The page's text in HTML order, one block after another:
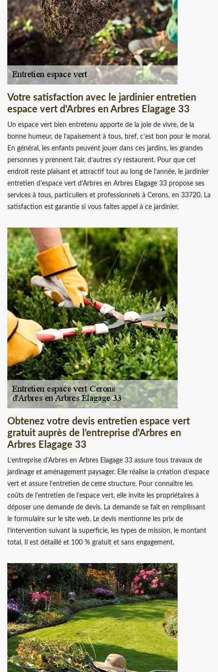
Votre satisfaction avec le jardinier entretien
espace vert d'Arbres en Arbres Elagage 33
Un espace vert bien entretenu apporte de la joie de vivre, de la
bonne humeur, de l’apaisement à tous, bref, c’est bon pour le moral.
En général, les enfants peuvent jouer dans ces jardins, les grandes
personnes y prennent l’air, d’autres s’y restaurent. Pour que cet
endroit reste plaisant et attractif tout au long de l’année, le jardinier
entretien d’espace vert d'Arbres en Arbres Elagage 33 propose ses
services à tous, particuliers et professionnels à Cerons, en 33720. La
satisfaction est garantie si vous faites appel à ce jardinier.
Obtenez votre devis entretien espace vert
gratuit auprès de l’entreprise d'Arbres en
Arbres Elagage 33
L’entreprise d'Arbres en Arbres Elagage 33 assure tous travaux de
jardinage et aménagement paysager. Elle réalise la création d’espace
vert et assure l’entretien de cette structure. Pour connaître les
coûts de l’entretien de l’espace vert, elle invite les propriétaires à
déposer une demande de devis. La demande se fait en remplissant
le formulaire sur le site web. Le devis mentionne les prix de
l’intervention suivant la superficie, les types de mission, le montant
total. Il est détaillé et 100 % gratuit et sans engagement.